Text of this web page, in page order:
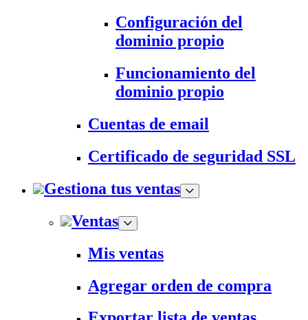
Configuración del
dominio propio
Funcionamiento del
dominio propio
Cuentas de email
Certificado de seguridad SSL
Gestiona tus ventas
Ventas
Mis ventas
Agregar orden de compra